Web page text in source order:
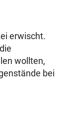
erwischt.
wollten,
bei